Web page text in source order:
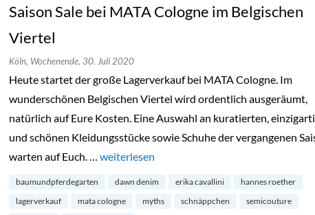
Saison Sale bei MATA Cologne im Belgischen
Viertel
Köln, Wochenende, 30. Juli 2020
Heute startet der große Lagerverkauf bei MATA Cologne. Im
wunderschönen Belgischen Viertel wird ordentlich ausgeräumt,
natürlich auf Eure Kosten. Eine Auswahl an kuratierten,
und schönen Kleidungsstücke sowie Schuhe der vergangenen
warten auf Euch. … „Saison Sale bei MATA Cologne im Belgischen
weiterlesen
baumundpferdegarten dawn denim erika cavallini
hannes roether
lagerverkauf
mata cologne myths schnäppchen
semicouture